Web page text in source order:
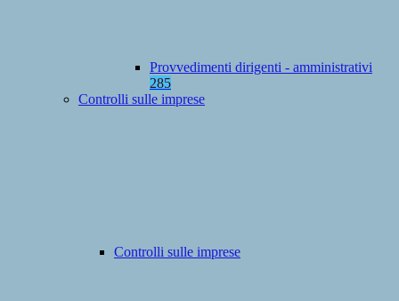
Provvedimenti dirigenti - amministrativi
285
Controlli sulle imprese
Controlli sulle imprese